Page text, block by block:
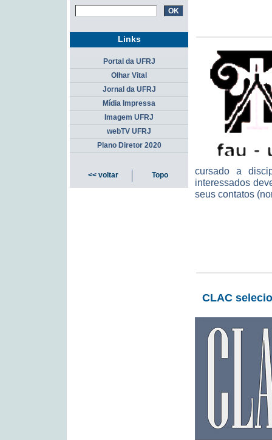
cursado a
interessados
seus contatos
CLAC
Links
Portal da UFRJ
Olhar Vital
Jornal da UFRJ
Mídia Impressa
Imagem UFRJ
webTV UFRJ
Plano Diretor 2020
<< voltar Topo